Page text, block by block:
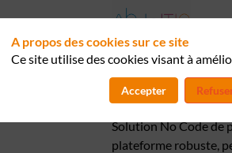
Business Rules
Solution No Code de
plateforme robuste,
A propos des cookies sur ce site
Ce site utilise des cookies visant à
Accepter